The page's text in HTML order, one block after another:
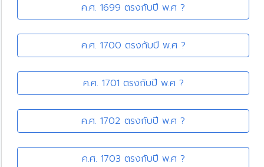
ค.ศ. 1699 ตรงกับปี พ.ศ ?
ค.ศ. 1700 ตรงกับปี พ.ศ ?
ค.ศ. 1701 ตรงกับปี พ.ศ ?
ค.ศ. 1702 ตรงกับปี พ.ศ ?
ค.ศ. 1703 ตรงกับปี พ.ศ ?